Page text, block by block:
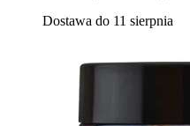
Dostawa do 11 sierpnia